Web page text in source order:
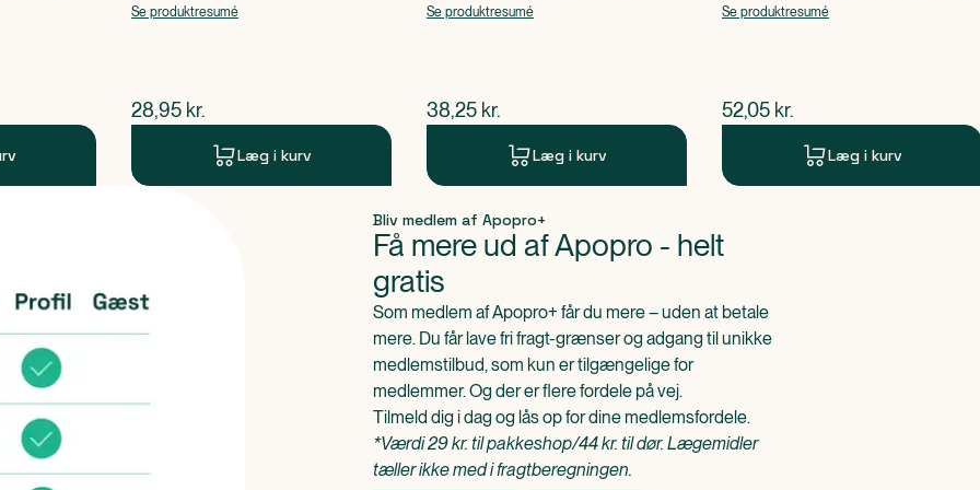
Se produktresumé
$nuværende pris
28,95 kr.
Læg i kurv
Paracetamol
Se produktresumé
$nuværende pris
38,25 kr.
Læg i kurv
Acetylsalicylsyre, Caffein
Se produktresumé
$nuværende pris
52,05 kr.
Læg i kurv
Bliv medlem af Apopro+
Få mere ud af Apopro - helt
gratis
Som medlem af Apopro+ får du mere – uden at betale
mere. Du får lave fri fragt-grænser og adgang til unikke
medlemstilbud, som kun er tilgængelige for
medlemmer. Og der er flere fordele på vej.
Tilmeld dig i dag og lås op for dine medlemsfordele.
*Værdi 29 kr. til pakkeshop/44 kr. til dør. Lægemidler
tæller ikke med i fragtberegningen.